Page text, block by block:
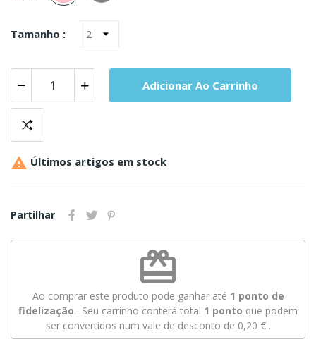
Tamanho :
Adicionar Ao Carrinho
 Últimos artigos em stock
Partilhar
redeem
Ao comprar este produto pode ganhar até 1 ponto de
fidelização . Seu carrinho conterá total 1 ponto que podem
ser convertidos num vale de desconto de 0,20 €.